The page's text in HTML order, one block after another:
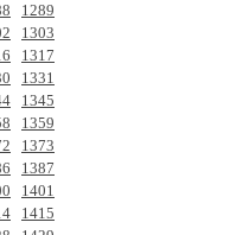
1289
1303
1317
1331
1345
1359
1373
1387
1401
1415